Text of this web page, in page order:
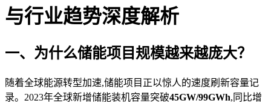
与行业趋势深度解析
一、为什么储能项目规模越来越庞大？
随着全球能源转型加速,储能项目正以惊人的速度刷新容量记
录。2023年全球新增储能装机容量突破45GW/99GWh,同比增